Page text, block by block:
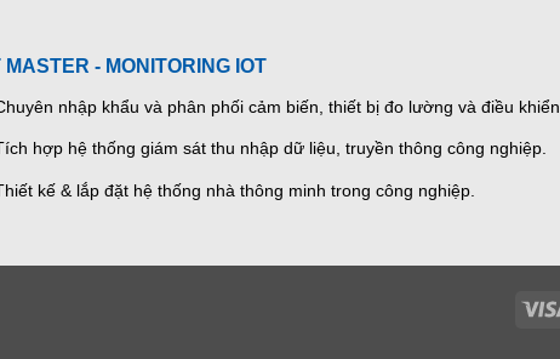
MASTER - MONITORING IOT
nhập khẩu và phân phối cảm biến, thiết bị đo lường và điều khiển.
hợp hệ thống giám sát thu nhập dữ liệu, truyền thông công nghiệp.
kế & lắp đặt hệ thống nhà thông minh trong công nghiệp.